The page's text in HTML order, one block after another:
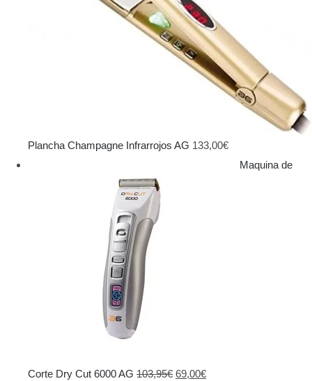
Plancha Champagne Infrarrojos AG 133,00€
Maquina de
Corte Dry Cut 6000 AG 103,95€ El
69,00€El